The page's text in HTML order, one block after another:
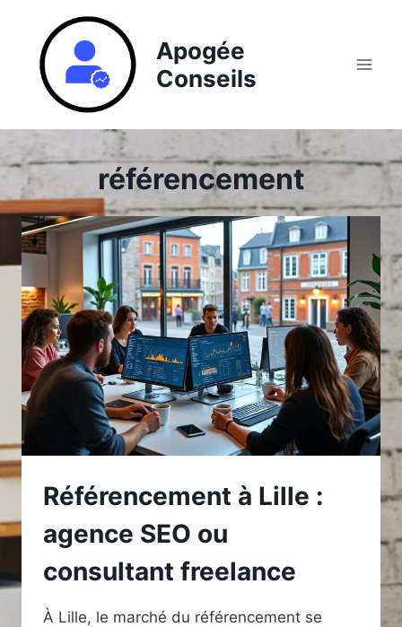
contenu
Apogée
Conseils
référencement
Référencement à Lille :
agence SEO ou
consultant freelance
À Lille, le marché du référencement se